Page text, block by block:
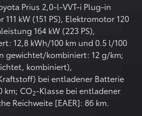
Prius 2,0-l-VVT-i Plug-in
kW (151 PS), Elektromotor 120
164 kW (223 PS),
12,8 kWh/100 km und 0.5 l/100
gewichtet/kombiniert: 12 g/km;
kombiniert),
bei entladener Batterie
km; CO2-Klasse bei entladener
Reichweite [EAER]: 86 km.